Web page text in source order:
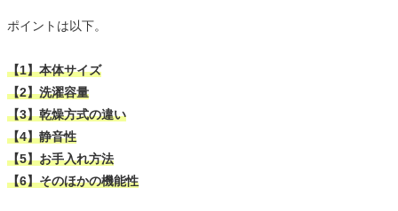
ポイントは以下。
【1】本体サイズ
【2】洗濯容量
【3】乾燥方式の違い
【4】静音性
【5】お手入れ方法
【6】そのほかの機能性